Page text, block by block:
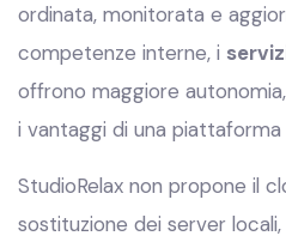
ordinata, monitorata e
competenze interne, i
offrono maggiore
i vantaggi di una
StudioRelax non propone il
sostituzione dei server